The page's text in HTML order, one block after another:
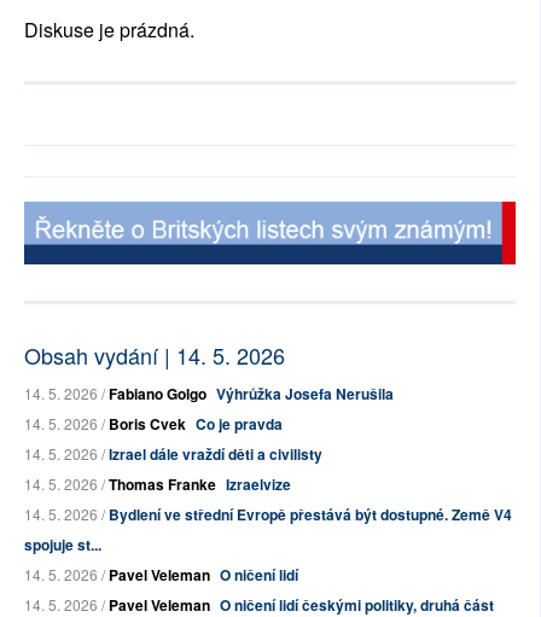
Diskuse je prázdná.
Obsah vydání | 14. 5. 2026
14. 5. 2026 /Fabiano Golgo Výhrůžka Josefa Nerušila
14. 5. 2026 /Boris Cvek Co je pravda
14. 5. 2026 /Izrael dále vraždí děti a civilisty
14. 5. 2026 /Thomas Franke Izraelvize
14. 5. 2026 /Bydlení ve střední Evropě přestává být dostupné. Země V4
spojuje st...
14. 5. 2026 /Pavel Veleman O ničení lidí
14. 5. 2026 /Pavel Veleman O ničení lidí českými politiky, druhá část